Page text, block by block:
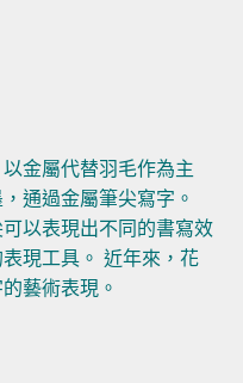
金屬代替羽毛作為主
通過金屬筆尖寫字。
以表現出不同的書寫效
現工具。 近年來，花
藝術表現。